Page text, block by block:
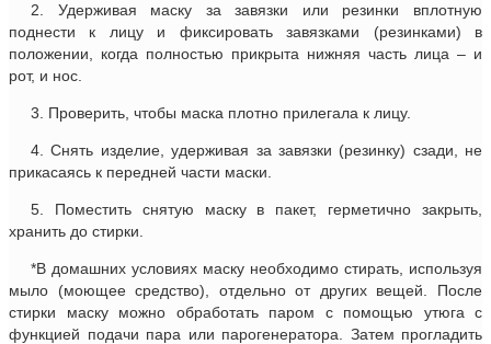
2. Удерживая маску за завязки или резинки вплотную
поднести к лицу и фиксировать завязками (резинками) в
положении, когда полностью прикрыта нижняя часть лица – и
рот, и нос.
3. Проверить, чтобы маска плотно прилегала к лицу.
4. Снять изделие, удерживая за завязки (резинку) сзади, не
прикасаясь к передней части маски.
5. Поместить снятую маску в пакет, герметично закрыть,
хранить до стирки.
*В домашних условиях маску необходимо стирать, используя
мыло (моющее средство), отдельно от других вещей. После
стирки маску можно обработать паром с помощью утюга с
функцией подачи пара или парогенератора. Затем прогладить